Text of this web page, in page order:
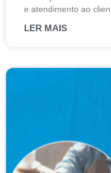
e atendimento ao
LER MAIS